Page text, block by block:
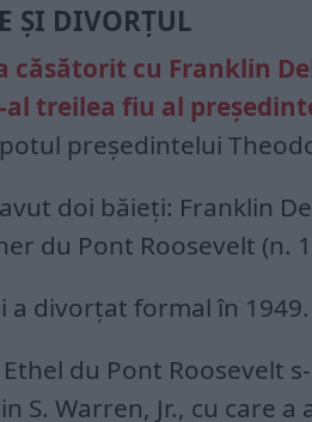
ȘI DIVORȚUL
căsătorit cu Franklin
al treilea fiu al
președintelui
doi băieți: Franklin
du Pont Roosevelt (n.
a divorțat formal în 1949.
du Pont Roosevelt
S. Warren, Jr., cu care a